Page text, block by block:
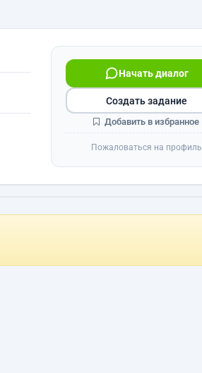
Начать диалог
Создать задание
Добавить в избранное
Пожаловаться на профиль